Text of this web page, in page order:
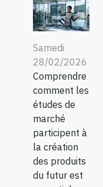
Samedi
28/02/2026
Comprendre
comment les
études de
marché
participent à
la création
des produits
du futur est